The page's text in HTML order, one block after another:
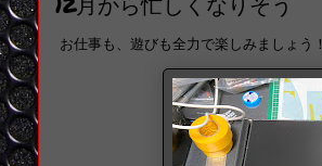
お仕事も、遊びも全力で楽しみましょう！